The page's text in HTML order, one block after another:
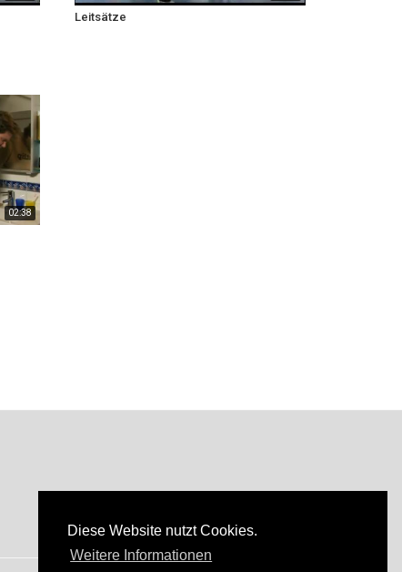
Diese Website nutzt Cookies.
Weitere Informationen
Leitsätze
02:38